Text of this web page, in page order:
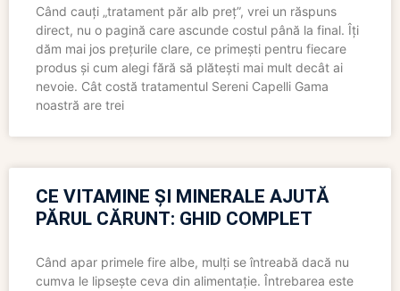
Când cauți „tratament păr alb preț”, vrei un răspuns
direct, nu o pagină care ascunde costul până la final. Îți
dăm mai jos prețurile clare, ce primești pentru fiecare
produs și cum alegi fără să plătești mai mult decât ai
nevoie. Cât costă tratamentul Sereni Capelli Gama
noastră are trei
CE VITAMINE ȘI MINERALE AJUTĂ
PĂRUL CĂRUNT: GHID COMPLET
Când apar primele fire albe, mulți se întreabă dacă nu
cumva le lipsește ceva din alimentație. Întrebarea este